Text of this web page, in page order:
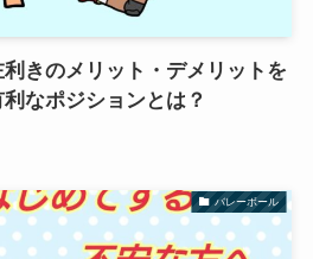
利きのメリット・デメリットを
なポジションとは？
バレーボール